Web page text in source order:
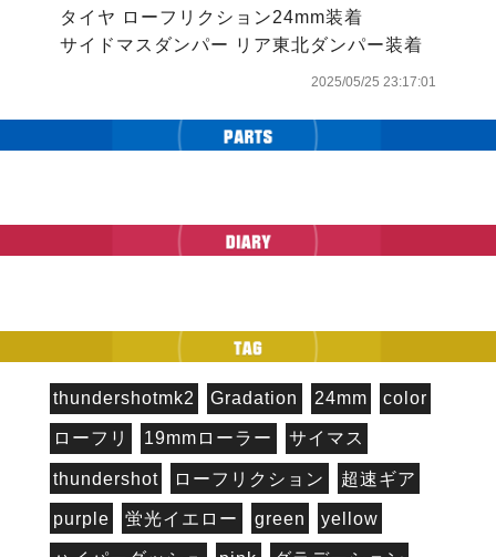
タイヤ ローフリクション24mm装着
サイドマスダンパー リア東北ダンパー装着
2025/05/25 23:17:01
thundershotmk2 Gradation 24mm color
ローフリ 19mmローラー サイマス
thundershot ローフリクション 超速ギア
purple 蛍光イエロー green yellow